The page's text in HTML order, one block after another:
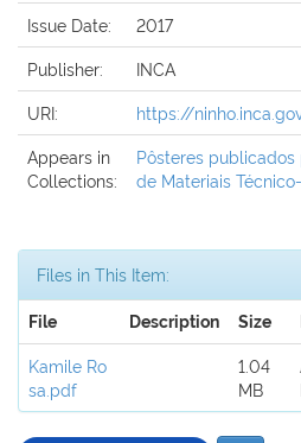
Issue Date:
2017
Publisher:
INCA
URI:
https://
Appears in
Collections:
Pôsteres
de Materiais
Files in This Item:
File Description Size
Kamile Ro
sa.pdf
1.04
MB